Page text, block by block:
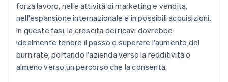
forza lavoro, nelle attività di marketing e vendita,
nell'espansione internazionale e in possibili acquisizioni.
In queste fasi, la crescita dei ricavi dovrebbe
idealmente tenere il passo o superare l'aumento del
burn rate, portando l'azienda verso la redditività o
almeno verso un percorso che la consenta.